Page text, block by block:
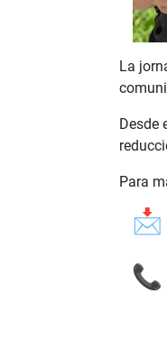
La
Desde
Para